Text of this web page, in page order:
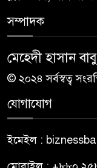
সম্পাদক
মেহেদী হাসান বাবু
© ২০২৪ সর্বস্বত্ব
যোগাযোগ
ইমেইল :